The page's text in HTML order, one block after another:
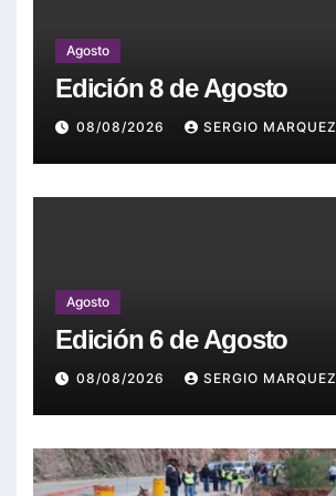
Agosto
Edición 8 de Agosto
08/08/2026 SERGIO MARQUEZ
Agosto
Edición 6 de Agosto
08/08/2026 SERGIO MARQUEZ